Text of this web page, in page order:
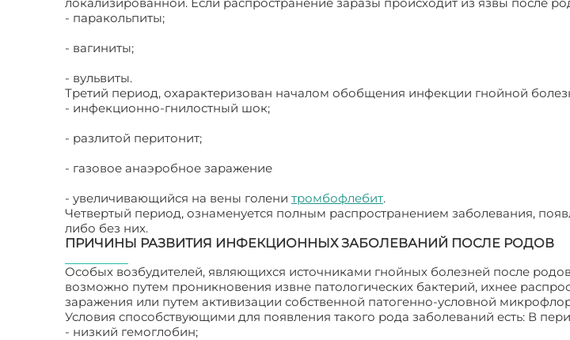
- паракольпиты;
- вагиниты;
- вульвиты.
Третий период, охарактеризован началом обобщения инфекции гнойной
- инфекционно-гнилостный шок;
- разлитой перитонит;
- газовое анаэробное заражение
- увеличивающийся на вены голени тромбофлебит.
Четвертый период, ознаменуется полным распространением заболевания,
либо без них.
ПРИЧИНЫ РАЗВИТИЯ ИНФЕКЦИОННЫХ ЗАБОЛЕВАНИЙ ПОСЛЕ РОДОВ
Особых возбудителей, являющихся источниками гнойных болезней после
возможно путем проникновения извне патологических бактерий, ихнее
заражения или путем активизации собственной патогенно-условной
Условия способствующими для появления такого рода заболеваний есть: В
- низкий гемоглобин;